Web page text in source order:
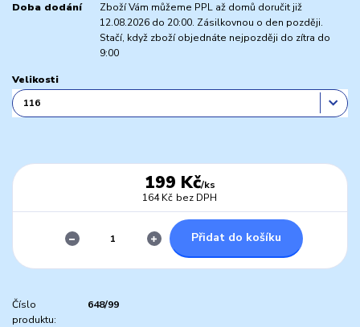
Doba dodání
Zboží Vám můžeme PPL až domů doručit již
12.08.2026 do 20:00. Zásilkovnou o den později.
Stačí, když zboží objednáte nejpozději do zítra do
9:00
Velikosti
199 Kč/ks
164 Kč bez DPH
Přidat do košíku
Číslo
produktu:
648/99